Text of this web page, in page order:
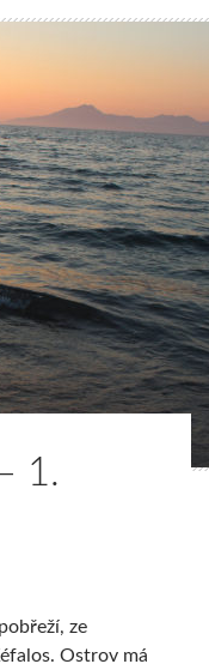
1.
ze
Ostrov má